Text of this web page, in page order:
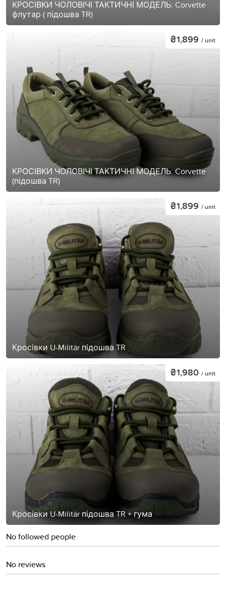
КРОСІВКИ ЧОЛОВІЧІ ТАКТИЧНІ МОДЕЛЬ: Corvette
флутар ( підошва TR)
КРОСІВКИ ЧОЛОВІЧІ ТАКТИЧНІ МОДЕЛЬ: Corvette
(підошва TR)
₴1,899 / unit
Кросівки U-Militär підошва TR
₴1,899 / unit
Кросівки U-Militär підошва TR + гума
₴1,980 / unit
No followed people
No reviews